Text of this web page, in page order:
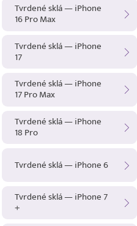
Tvrdené sklá — iPhone
16 Pro Max
Tvrdené sklá — iPhone
17
Tvrdené sklá — iPhone
17 Pro Max
Tvrdené sklá — iPhone
18 Pro
Tvrdené sklá — iPhone 6
Tvrdené sklá — iPhone 7
+